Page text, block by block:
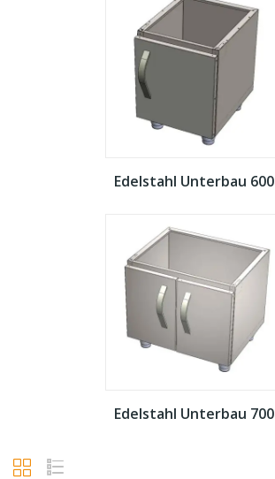
Edelstahl Unterbau 600
Edelstahl Unterbau 700